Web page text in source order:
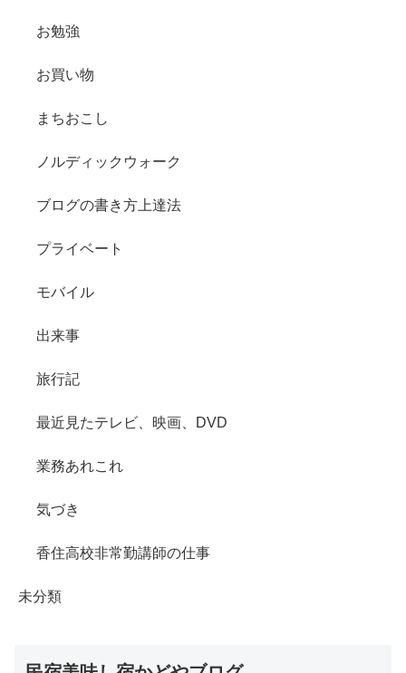
お勉強
お買い物
まちおこし
ノルディックウォーク
ブログの書き方上達法
プライベート
モバイル
出来事
旅行記
最近見たテレビ、映画、DVD
業務あれこれ
気づき
香住高校非常勤講師の仕事
未分類